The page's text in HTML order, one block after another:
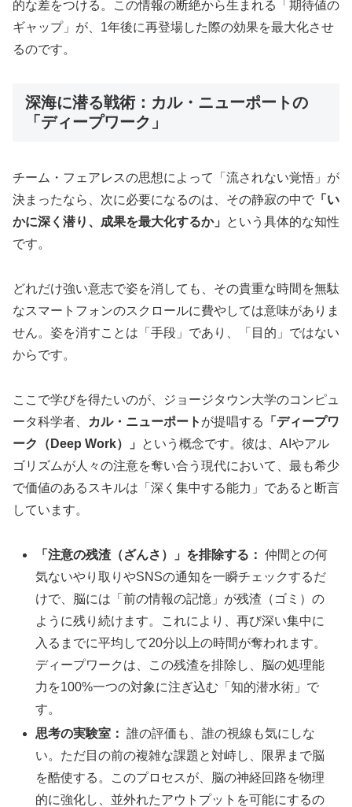
的な差をつける。この情報の断絶から生まれる「期待値の
ギャップ」が、1年後に再登場した際の効果を最大化させ
るのです。
深海に潜る戦術：カル・ニューポートの
「ディープワーク」
チーム・フェアレスの思想によって「流されない覚悟」が
決まったなら、次に必要になるのは、その静寂の中で 「い
かに深く潜り、成果を最大化するか」
という具体的な知性
です。
どれだけ強い意志で姿を消しても、その貴重な時間を無駄
なスマートフォンのスクロールに費やしては意味がありま
せん。姿を消すことは「手段」であり、「目的」ではない
からです。
ここで学びを得たいのが、ジョージタウン大学のコンピュ
ータ科学者、
カル・ニューポート が提唱する
「ディープワ
ーク（Deep Work）」
という概念です。彼は、AIやアル
ゴリズムが人々の注意を奪い合う現代において、最も希少
で価値のあるスキルは「深く集中する能力」であると断言
しています。
「注意の残渣（ざんさ）」を排除する： 仲間との何
気ないやり取りやSNSの通知を一瞬チェックするだ
けで、脳には「前の情報の記憶」が残渣（ゴミ）の
ように残り続けます。これにより、再び深い集中に
入るまでに平均して20分以上の時間が奪われます。
ディープワークは、この残渣を排除し、脳の処理能
力を100%一つの対象に注ぎ込む「知的潜水術」で
す。
思考の実験室： 誰の評価も、誰の視線も気にしな
い。ただ目の前の複雑な課題と対峙し、限界まで脳
を酷使する。このプロセスが、脳の神経回路を物理
的に強化し、並外れたアウトプットを可能にするの